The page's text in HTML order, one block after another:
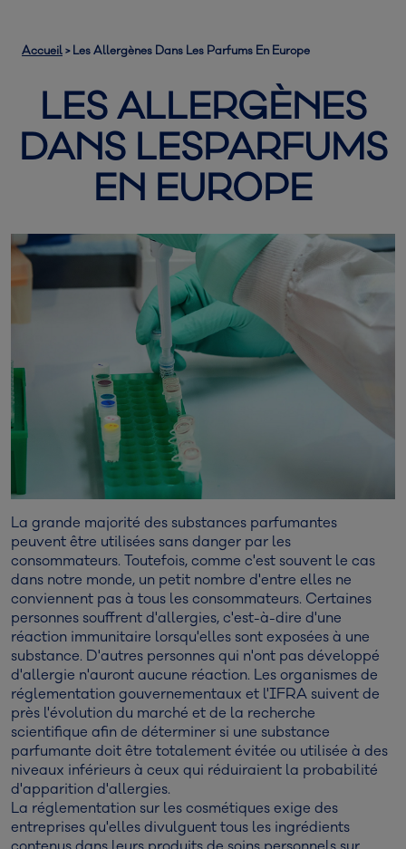
Accueil> Les Allergènes Dans Les Parfums En Europe
LES ALLERGÈNES
DANS LESPARFUMS
EN EUROPE
La grande majorité des substances parfumantes
peuvent être utilisées sans danger par les
consommateurs. Toutefois, comme c'est souvent le cas
dans notre monde, un petit nombre d'entre elles ne
conviennent pas à tous les consommateurs. Certaines
personnes souffrent d'allergies, c'est-à-dire d'une
réaction immunitaire lorsqu'elles sont exposées à une
substance. D'autres personnes qui n'ont pas développé
d'allergie n'auront aucune réaction. Les organismes de
réglementation gouvernementaux et l'IFRA suivent de
près l'évolution du marché et de la recherche
scientifique afin de déterminer si une substance
parfumante doit être totalement évitée ou utilisée à des
niveaux inférieurs à ceux qui réduiraient la probabilité
d'apparition d'allergies.
La réglementation sur les cosmétiques exige des
entreprises qu'elles divulguent tous les ingrédients